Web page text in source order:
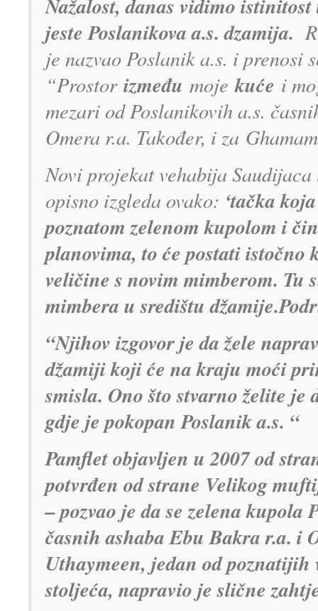
Nažalost, danas vidimo
jeste Poslanikova a.s. dzamija.
je nazvao Poslanik a.s. i prenosi
“Prostor između mojekuće i
mezari od Poslanikovih a.s.
Omera r.a. Također, i za
Novi projekat vehabija
opisno izgleda ovako: ‘tačka
poznatom zelenom kupolom i
planovima, to će postati istočno
veličine s novim mimberom. Tu
mimbera u središtu
“Njihov izgovor je da žele
džamiji koji će na kraju moći
smisla. Ono što stvarno želite
gdje je pokopan Poslanik a.s. “
Pamflet objavljen u 2007 od
potvrđen od strane Velikog
– pozvao je da se zelena
časnih ashaba Ebu Bakra r.a. i
Uthaymeen, jedan od
stoljeća, napravio je slične